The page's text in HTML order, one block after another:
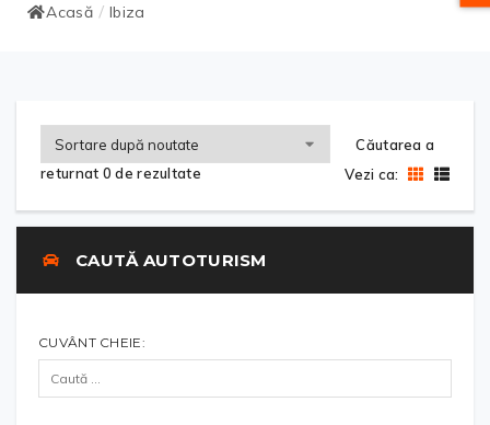
Acasă / Ibiza
Căutarea a
returnat 0 de rezultate
Vezi ca:
CAUTĂ AUTOTURISM
CUVÂNT CHEIE: